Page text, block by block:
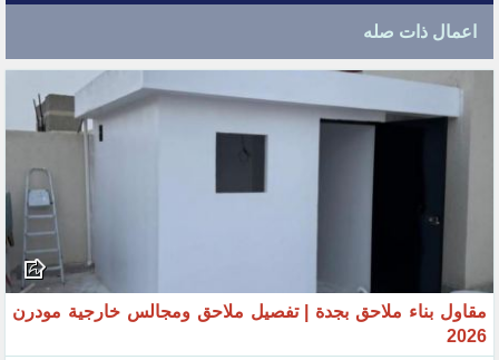
اعمال ذات صله
مقاول بناء ملاحق بجدة | تفصيل ملاحق ومجالس خارجية مودرن
2026